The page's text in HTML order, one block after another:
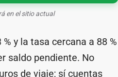
en el sitio actual
y la tasa cercana a 88 %
saldo pendiente. No
de viaje; sí cuentas